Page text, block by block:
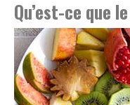
Qu’est-ce que